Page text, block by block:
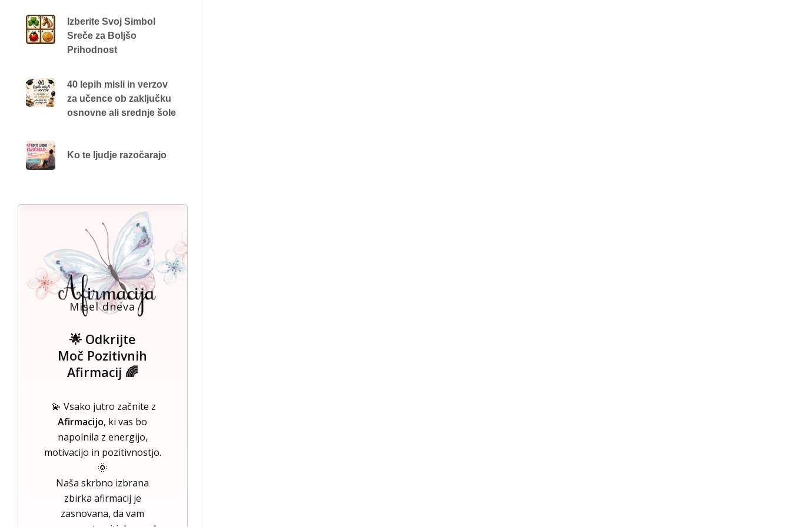
Izberite Svoj Simbol
Sreče za Boljšo
Prihodnost
40 lepih misli in verzov
za učence ob zaključku
osnovne ali srednje šole
Ko te ljudje razočarajo
Misel dneva
🌟 Odkrijte
Moč Pozitivnih
Afirmacij 🌈
💫 Vsako jutro začnite z
Afirmacijo, ki vas bo
napolnila z energijo,
motivacijo in pozitivnostjo.
🌞
Naša skrbno izbrana
zbirka afirmacij je
zasnovana, da vam